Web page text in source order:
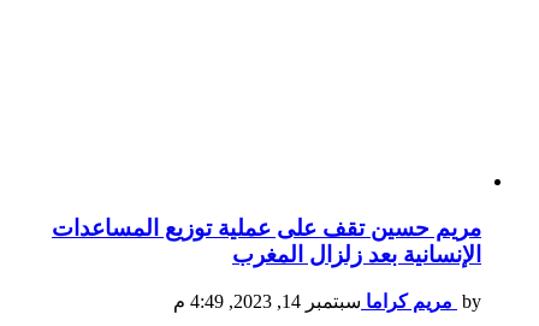
مريم حسين تقف على عملية توزيع المساعدات
الإنسانية بعد زلزال المغرب
by مريم كراما سبتمبر 14, 2023, 4:49 م